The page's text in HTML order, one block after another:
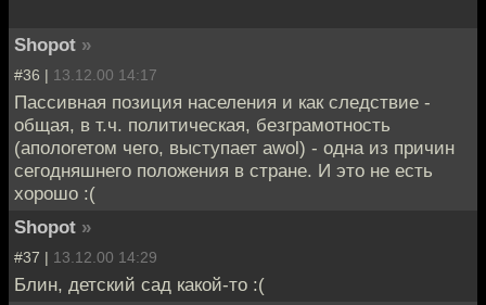
Shopot »
#36 | 13.12.00 14:17
Пассивная позиция населения и как следствие -
общая, в т.ч. политическая, безграмотность
(апологетом чего, выступает awol) - одна из причин
сегодняшнего положения в стране. И это не есть
хорошо :(
Shopot »
#37 | 13.12.00 14:29
Блин, детский сад какой-то :(